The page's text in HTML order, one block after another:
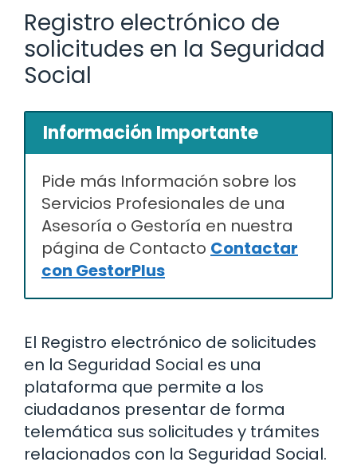
Registro electrónico de
solicitudes en la Seguridad
Social
Información Importante
Pide más Información sobre los
Servicios Profesionales de una
Asesoría o Gestoría en nuestra
página de Contacto Contactar
con GestorPlus
El Registro electrónico de solicitudes
en la Seguridad Social es una
plataforma que permite a los
ciudadanos presentar de forma
telemática sus solicitudes y trámites
relacionados con la Seguridad Social.